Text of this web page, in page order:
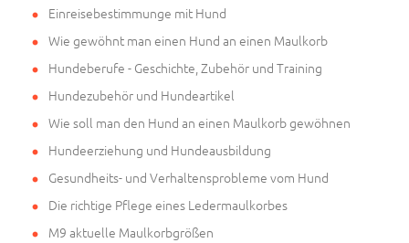
Einreisebestimmunge mit Hund
Wie gewöhnt man einen Hund an einen Maulkorb
Hundeberufe - Geschichte, Zubehör und Training
Hundezubehör und Hundeartikel
Wie soll man den Hund an einen Maulkorb gewöhnen
Hundeerziehung und Hundeausbildung
Gesundheits- und Verhaltensprobleme vom Hund
Die richtige Pflege eines Ledermaulkorbes
M9 aktuelle Maulkorbgrößen